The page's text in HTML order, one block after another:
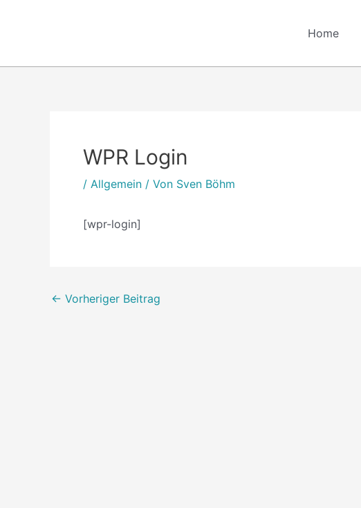
Home
WPR Login
/ Allgemein / Von Sven Böhm
[wpr-login]
← Vorheriger Beitrag